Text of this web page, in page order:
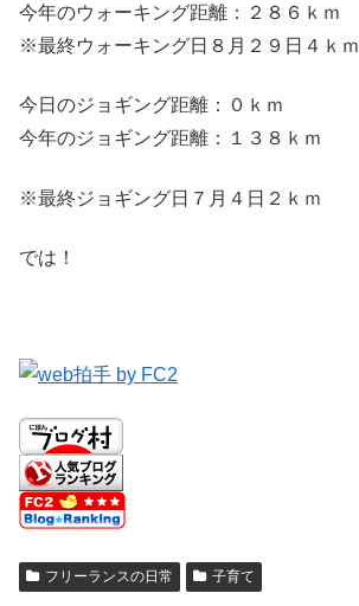
今年のウォーキング距離：２８６ｋｍ
※最終ウォーキング日８月２９日４ｋｍ
今日のジョギング距離：０ｋｍ
今年のジョギング距離：１３８ｋｍ
※最終ジョギング日７月４日２ｋｍ
では！
フリーランスの日常 子育て